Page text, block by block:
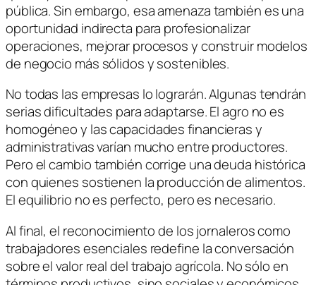
pública. Sin embargo, esa amenaza también es una
oportunidad indirecta para profesionalizar
operaciones, mejorar procesos y construir modelos
de negocio más sólidos y sostenibles.
No todas las empresas lo lograrán. Algunas tendrán
serias dificultades para adaptarse. El agro no es
homogéneo y las capacidades financieras y
administrativas varían mucho entre productores.
Pero el cambio también corrige una deuda histórica
con quienes sostienen la producción de alimentos.
El equilibrio no es perfecto, pero es necesario.
Al final, el reconocimiento de los jornaleros como
trabajadores esenciales redefine la conversación
sobre el valor real del trabajo agrícola. No sólo en